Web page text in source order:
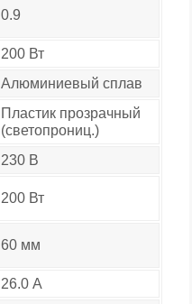
0.9
200 Вт
Алюминиевый сплав
Пластик прозрачный
(светопрониц.)
230 В
200 Вт
60 мм
26.0 А